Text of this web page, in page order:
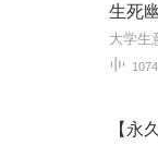
生死
1074
【永